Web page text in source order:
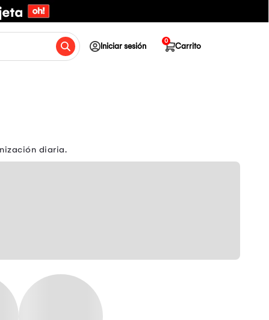
Iniciar sesión Carrito
0
diaria.